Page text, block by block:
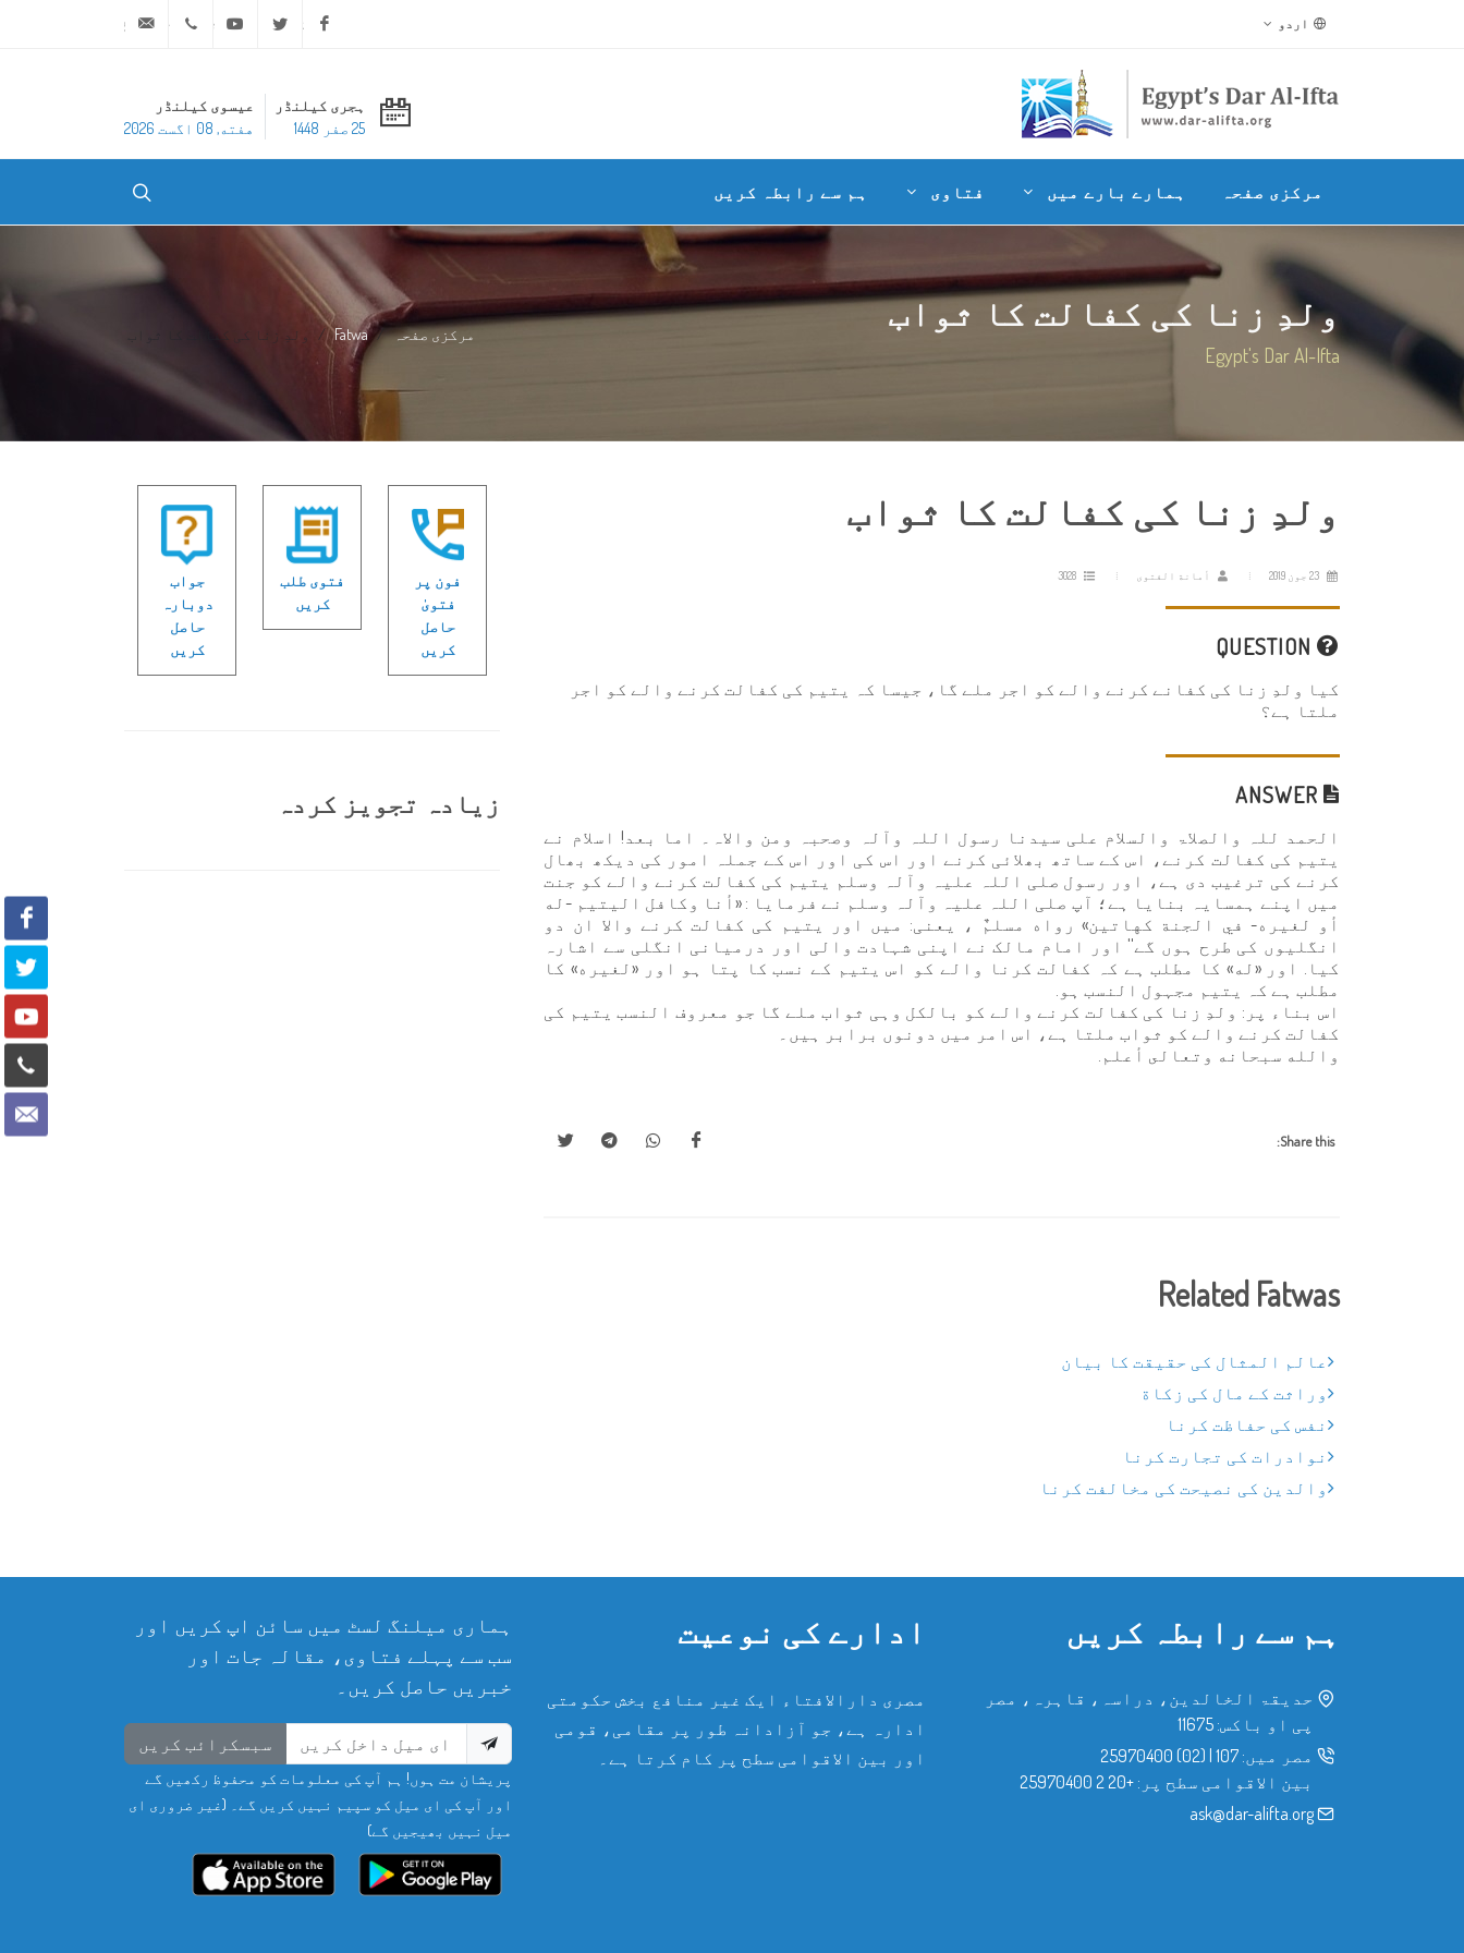
اردو Facebook
Twitter
Youtube
ہجری کیلنڈر
25 صفر 1448
عیسوی کیلنڈر
هفته, 08 اگست 2026
مرکزی صفحہ ہمارے بارے میں فتاوی ہم سے رابطہ کریں
ولدِ زنا کی کفالت کا ثواب
Egypt's Dar Al-Ifta
مرکزی صفحہ Fatwa ولدِ زنا کی کفالت کا ثواب
ولدِ زنا کی کفالت کا ثواب
أمانة الفتوى
کیا ولدِ زنا کی کفانے کرنے والے کو اجر ملے گا، جیسا کہ یتیم کی کفالت کرنے والے کو اجر
ملتا ہے؟
الحمد للہ والصلاۃ والسلام علی سیدنا رسول اللہ وآلہ وصحبہ ومن والاہ۔ اما بعد! اسلام نے
یتیم کی کفالت کرنے، اس کے ساتھ بھلائی کرنے اور اس کی اور اس کے جملہ امور کی دیکھ بھال
کرنے کی ترغیب دی ہے، اور رسول صلی اللہ علیہ وآلہ وسلم یتیم کی کفالت کرنے والے کو جنت
میں اپنے ہمسایہ بنایا ہے؛ آپ صلی اللہ علیہ وآلہ وسلم نے فرمایا : «أنا وكافل اليتيم -له
أو لغيره- في الجنة كهاتين» رواه مسلمٌ ، یعنی: میں اور یتیم کی کفالت کرنے والا ان دو
انگلیوں کی طرح ہوں گے'' اور امام مالک نے اپنی شہادت والی اور درمیانی انگلی سے اشارہ
کیا. اور «له» کا مطلب ہے کہ کفالت کرنا والے کو اس یتیم کے نسب کا پتا ہو اور «لغيره» کا
مطلب ہے کہ یتیم مجہول النسب ہو.
اس بناء پر: ولدِ زنا کی کفالت کرنے والے کو بالکل وہی ثواب ملے گا جو معروف النسب یتیم کی
کفالت کرنے والے کو ثواب ملتا ہے، اس امر میں دونوں برابر ہیں۔
والله سبحانه وتعالى أعلم.
Share this:
Related Fatwas
عالم المثال کی حقیقت کا بیان
وراثت کے مال کی زکاة
نفس کی حفاظت کرنا
نوادرات کی تجارت کرنا
والدین کی نصیحت کی مخالفت کرنا
فون پر
فتویٰ
حاصل
کریں
فتوی طلب
کریں
جواب
دوبارہ
حاصل
کریں
زیادہ تجویز کردہ
ہم سے رابطہ کریں
حدیقۃ الخالدین، دراسہ، قاہرہ، مصر
پی او باکس: 11675
مصر میں: 107
(02) 25970400
بین الاقوامی سطح پر: +20 2 25970400
ask@dar-alifta.org
ادارے کی نوعیت
مصری دارالافتاء ایک غیر منافع بخش حکومتی
ادارہ ہے، جو آزادانہ طور پر مقامی، قومی
اور بین الاقوامی سطح پر کام کرتا ہے۔
ہماری میلنگ لسٹ میں سائن اپ کریں اور
سب سے پہلے فتاوی، مقالہ جات اور
خبریں حاصل کریں۔
سبسکرائب کریں
پریشان مت ہوں! ہم آپ کی معلومات کو محفوظ رکھیں گے
اور آپ کی ای میل کو سپیم نہیں کریں گے۔ (غیر ضروری ای
میل نہیں بھیجیں گے)